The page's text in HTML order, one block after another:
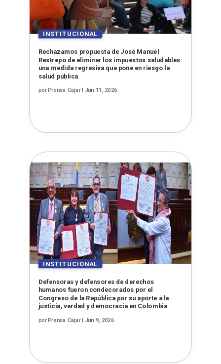
Rechazamos propuesta de José Manuel
Restrepo de eliminar los impuestos saludables:
una medida regresiva que pone en riesgo la
salud pública
porPrensa Cajar| Jun 11, 2026
Defensoras y defensores de derechos
humanos fueron condecorados por el
Congreso de la República por su aporte a la
justicia, verdad y democracia en Colombia
porPrensa Cajar| Jun 9, 2026